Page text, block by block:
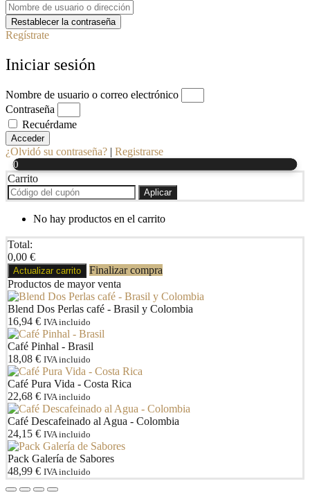
Restablecer la contraseña
Regístrate
Iniciar sesión
Nombre de usuario o correo electrónico
Contraseña
Recuérdame
Acceder
¿Olvidó su contraseña? | Registrarse
0
Carrito
Aplicar
No hay productos en el carrito
Total:
0,00 €
Actualizar carrito
Finalizar compra
Productos de mayor venta
Blend Dos Perlas café - Brasil y Colombia
16,94 € IVA incluido
Café Pinhal - Brasil
18,08 € IVA incluido
Café Pura Vida - Costa Rica
22,68 € IVA incluido
Café Descafeinado al Agua - Colombia
24,15 € IVA incluido
Pack Galería de Sabores
48,99 € IVA incluido